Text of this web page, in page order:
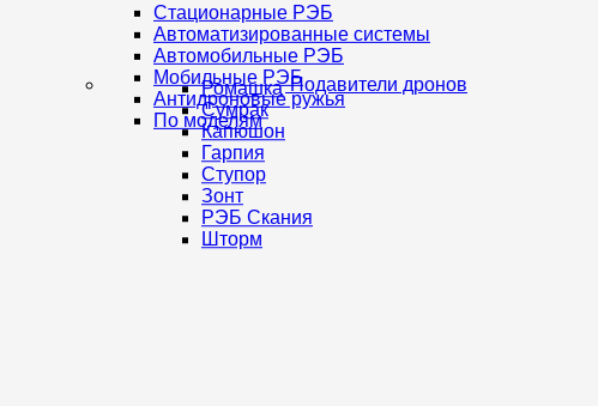
Подавители дронов
Стационарные РЭБ
Автоматизированные системы
Автомобильные РЭБ
Мобильные РЭБ
Антидроновые ружья
По моделям
Ромашка
Сумрак
Капюшон
Гарпия
Ступор
Зонт
РЭБ Скания
Шторм